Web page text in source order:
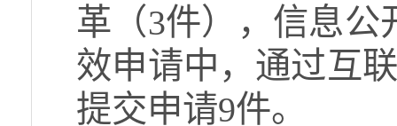
革（3件），信息公
效申请中，通过互
提交申请9件。